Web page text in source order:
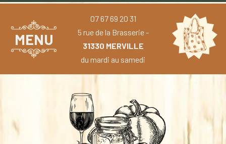
MENU
07 67 69 20 31
5 rue de la Brasserie -
31330 MERVILLE
du mardi au samedi